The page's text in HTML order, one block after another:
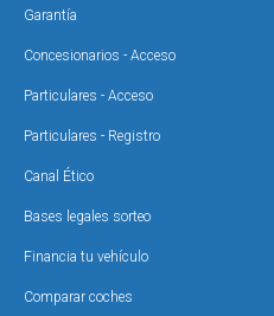
Garantía
Concesionarios - Acceso
Particulares - Acceso
Particulares - Registro
Canal Ético
Bases legales sorteo
Financia tu vehículo
Comparar coches